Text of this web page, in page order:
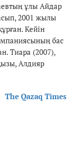
ұлы Айдар
2001 жылы
Кейін
бас
Тиара (2007),
Алдияр
The Qazaq Times